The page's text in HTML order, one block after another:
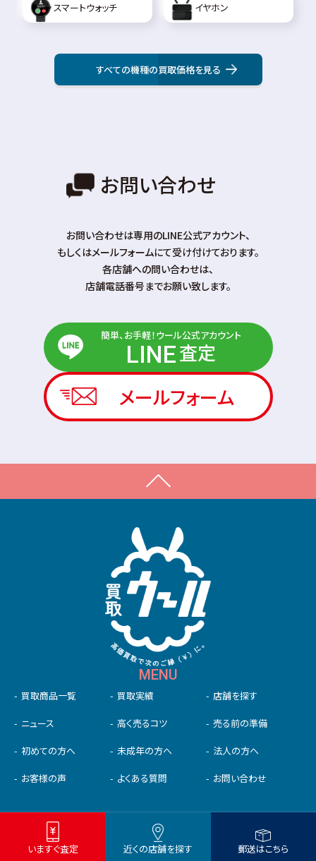
いますぐ査定 近くの店舗を探す 郵送はこちら
スマートウォッチ イヤホン
すべての機種の買取価格を見る
お問い合わせ
お問い合わせは専⽤のLINE公式アカウント、
もしくはメールフォームにて受け付けております。
各店舗への問い合わせは、
店舗電話番号までお願い致します。
簡単、お手軽！ウール公式アカウント
LINE査定
メールフォーム
MENU
買取商品一覧 買取実績 店舗を探す
ニュース 高く売るコツ 売る前の準備
初めての⽅へ 未成年の⽅へ 法人の方へ
お客様の声 よくある質問 お問い合わせ
スマホ･タブレット買取
iPhone
iPhone以外のスマホ